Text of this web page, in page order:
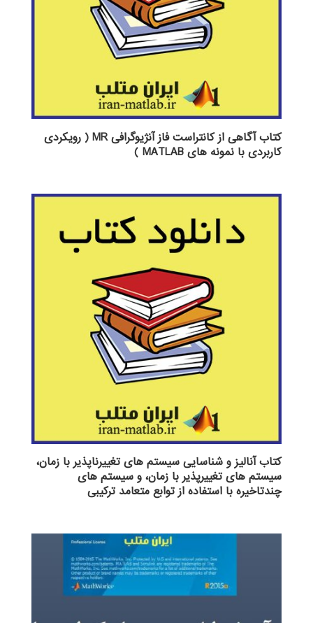
کتاب آگاهی از کانتراست فاز آنژیوگرافی MR ( رویکردی
کاربردی با نمونه های MATLAB )
کتاب آنالیز و شناسایی سیستم های تغییرناپذیر با زمان،
سیستم های تغییرپذیر با زمان، و سیستم های
چندتاخیره با استفاده از توابع متعامد ترکیبی